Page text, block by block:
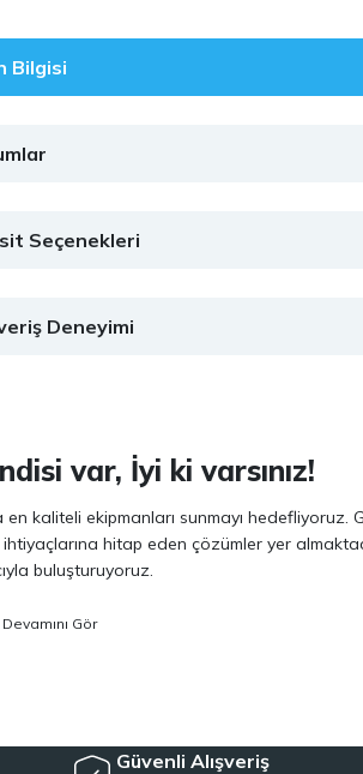
Bilgisi
Seçenekleri
Deneyimi
var, İyi ki varsınız!
kaliteli ekipmanları sunmayı hedefliyoruz.
hitap eden çözümler yer
buluşturuyoruz.
Ryuji gibi lider markaların en güncel ve
atmasını mümkün kılıyoruz. Her
Güvenli Alışveriş